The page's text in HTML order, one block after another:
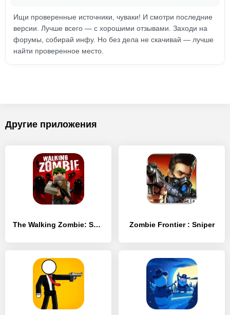
Ищи проверенные источники, чуваки! И смотри последние
версии. Лучше всего — с хорошими отзывами. Заходи на
форумы, собирай инфу. Но без дела не скачивай — лучше
найти проверенное место.
Другие приложения
The Walking Zombie: Shooter Zombie Frontier : Sniper